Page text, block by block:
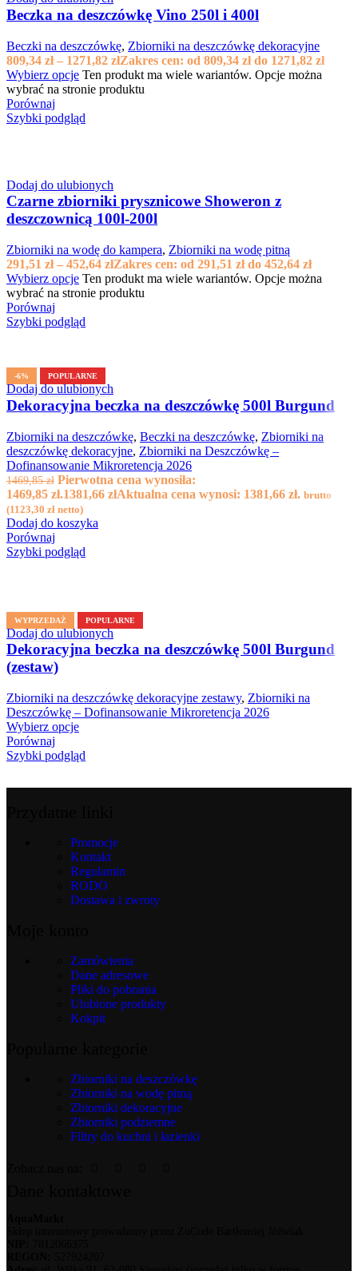
Beczka na deszczówkę Vino 250l i 400l
Beczki na deszczówkę, Zbiorniki na deszczówkę dekoracyjne
809,34 zł – 1271,82 złZakres cen: od 809,34 zł do 1271,82 zł
Wybierz opcje Ten produkt ma wiele wariantów. Opcje można
wybrać na stronie produktu
Porównaj
Szybki podgląd
Dodaj do ulubionych
Czarne zbiorniki prysznicowe Showeron z
deszczownicą 100l-200l
Zbiorniki na wodę do kampera, Zbiorniki na wodę pitną
291,51 zł – 452,64 złZakres cen: od 291,51 zł do 452,64 zł
Wybierz opcje Ten produkt ma wiele wariantów. Opcje można
wybrać na stronie produktu
Porównaj
Szybki podgląd
-6% POPULARNE
Dodaj do ulubionych
Dekoracyjna beczka na deszczówkę 500l Burgund
Zbiorniki na deszczówkę, Beczki na deszczówkę, Zbiorniki na
deszczówkę dekoracyjne, Zbiorniki na Deszczówkę –
Dofinansowanie Mikroretencja 2026
1469,85zł Pierwotna cena wynosiła:
1469,85 zł.1381,66 złAktualna cena wynosi: 1381,66 zł. brutto
(1123,30 zł netto)
Dodaj do koszyka
Porównaj
Szybki podgląd
WYPRZEDAŻ POPULARNE
Dodaj do ulubionych
Dekoracyjna beczka na deszczówkę 500l Burgund
(zestaw)
Zbiorniki na deszczówkę dekoracyjne zestawy, Zbiorniki na
Deszczówkę – Dofinansowanie Mikroretencja 2026
Wybierz opcje
Porównaj
Szybki podgląd
Promocje
Kontakt
Regulamin
RODO
Dostawa i zwroty
Zamówienia
Dane adresowe
Pliki do pobrania
Ulubione produkty
Kokpit
Zbiorniki na deszczówkę
Zbiorniki na wodę pitną
Zbiorniki dekoracyjne
Zbiorniki podziemne
Filtry do kuchni i łazienki